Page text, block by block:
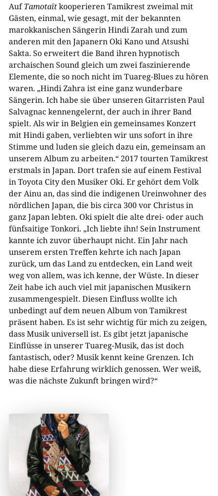
AufTamotaïtkooperieren Tamikrest zweimal mit
Gästen, einmal, wie gesagt, mit der bekannten
marokkanischen Sängerin Hindi Zarah und zum
anderen mit den Japanern Oki Kano und Atsushi
Sakta. So erweitert die Band ihren hypnotisch
archaischen Sound gleich um zwei faszinierende
Elemente, die so noch nicht im Tuareg-Blues zu hören
waren. „Hindi Zahra ist eine ganz wunderbare
Sängerin. Ich habe sie über unseren Gitarristen Paul
Salvagnac kennengelernt, der auch in ihrer Band
spielt. Als wir in Belgien ein gemeinsames Konzert
mit Hindi gaben, verliebten wir uns sofort in ihre
Stimme und luden sie gleich dazu ein, gemeinsam an
unserem Album zu arbeiten.“ 2017 tourten Tamikrest
erstmals in Japan. Dort trafen sie auf einem Festival
in Toyota City den Musiker Oki. Er gehört dem Volk
der Ainu an, das sind die indigenen Ureinwohner des
nördlichen Japan, die bis circa 300 vor Christus in
ganz Japan lebten. Oki spielt die alte drei- oder auch
fünfsaitige Tonkori. „Ich liebte ihn! Sein Instrument
kannte ich zuvor überhaupt nicht. Ein Jahr nach
unserem ersten Treffen kehrte ich nach Japan
zurück, um das Land zu entdecken, ein Land weit
weg von allem, was ich kenne, der Wüste. In dieser
Zeit habe ich auch viel mit japanischen Musikern
zusammengespielt. Diesen Einfluss wollte ich
unbedingt auf dem neuen Album von Tamikrest
präsent haben. Es ist sehr wichtig für mich zu zeigen,
dass Musik universell ist. Es gibt jetzt japanische
Einflüsse in unserer Tuareg-Musik, das ist doch
fantastisch, oder? Musik kennt keine Grenzen. Ich
habe diese Erfahrung wirklich genossen. Wer weiß,
was die nächste Zukunft bringen wird?“